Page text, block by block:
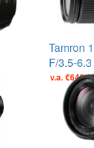
Tamron
F/3.5-
v.a.